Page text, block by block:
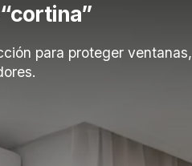
para proteger ventanas,